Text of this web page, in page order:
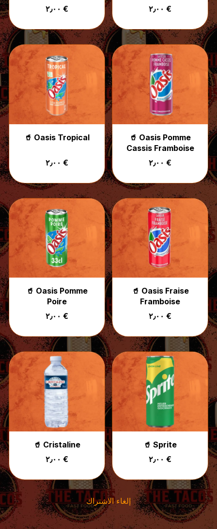
٢٫٠٠ €
٢٫٠٠ €
🥤 Oasis Tropical
٢٫٠٠ €
🥤 Oasis Pomme
Cassis Framboise
٢٫٠٠ €
🥤 Oasis Pomme
Poire
٢٫٠٠ €
🥤 Oasis Fraise
Framboise
٢٫٠٠ €
🥤 Cristaline
٢٫٠٠ €
🥤 Sprite
٢٫٠٠ €
إلغاء الاشتراك